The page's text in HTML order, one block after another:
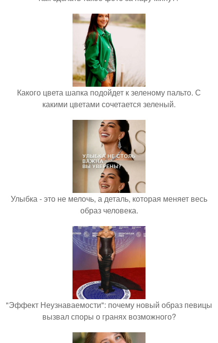
Какого цвета шапка подойдет к зеленому пальто. С
какими цветами сочетается зеленый.
Улыбка - это не мелочь, а деталь, которая меняет весь
образ человека.
"Эффект Неузнаваемости": почему новый образ певицы
вызвал споры о гранях возможного?